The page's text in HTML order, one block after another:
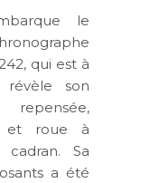
le
qui est à
son
repensée,
et roue à
cadran. Sa
a été